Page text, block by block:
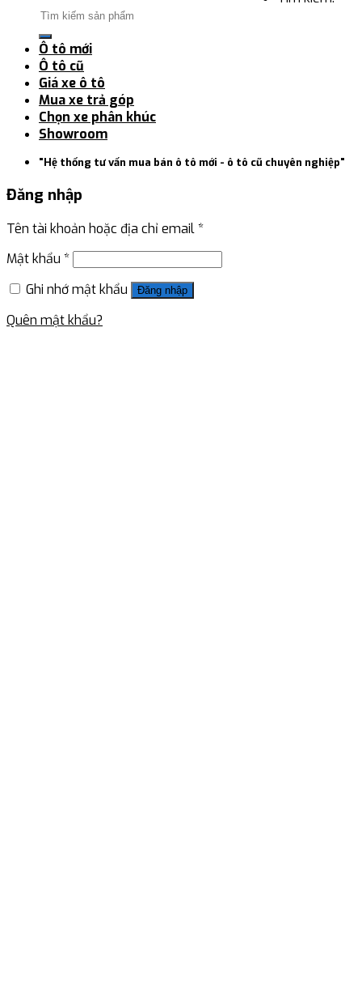
Ô tô mới
Ô tô cũ
Giá xe ô tô
Mua xe trả góp
Chọn xe phân khúc
Showroom
"Hệ thống tư vấn mua bán ô tô mới - ô tô cũ chuyên nghiệp"
Đăng nhập
Tên tài khoản hoặc địa chỉ email*
Mật khẩu *
Ghi nhớ mật khẩu
Đăng nhập
Quên mật khẩu?